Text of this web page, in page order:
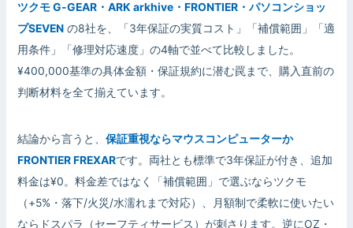
ツクモ G-GEAR・ARK arkhive・FRONTIER・パソコンショッ
プSEVEN の8社を、「3年保証の実質コスト」「補償範囲」「適
用条件」「修理対応速度」の4軸で並べて比較しました。
¥400,000基準の具体金額・保証規約に潜む罠まで、購入直前の
判断材料を全て揃えています。
結論から言うと、保証重視ならマウスコンピューターか
FRONTIER FREXARです。両社とも標準で3年保証が付き、追加
料金は¥0。料金差ではなく「補償範囲」で選ぶならツクモ
（+5%・落下/火災/水濡れまで対応）、月額制で柔軟に使いたい
ならドスパラ（セーフティサービス）が刺さります。逆にOZ・